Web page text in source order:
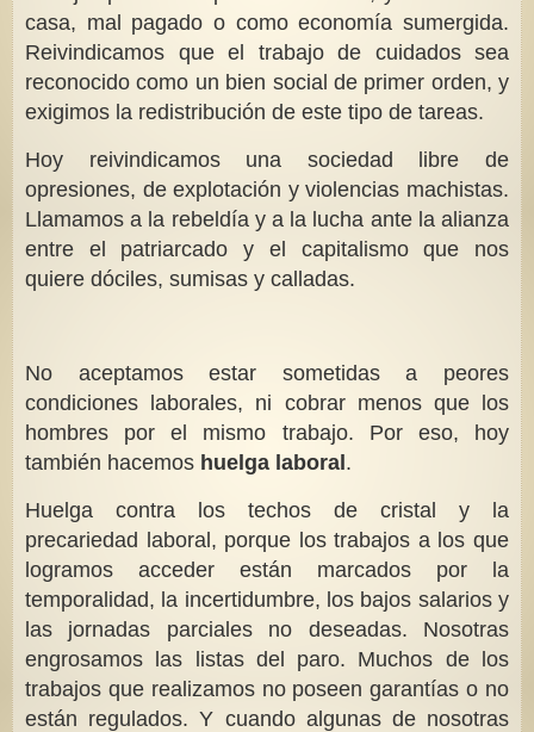
casa, mal pagado o como economía sumergida.
Reivindicamos que el trabajo de cuidados sea
reconocido como un bien social de primer orden, y
exigimos la redistribución de este tipo de tareas.
Hoy reivindicamos una sociedad libre de
opresiones, de explotación y violencias machistas.
Llamamos a la rebeldía y a la lucha ante la alianza
entre el patriarcado y el capitalismo que nos
quiere dóciles, sumisas y calladas.
No aceptamos estar sometidas a peores
condiciones laborales, ni cobrar menos que los
hombres por el mismo trabajo. Por eso, hoy
también hacemos huelga laboral.
Huelga contra los techos de cristal y la
precariedad laboral, porque los trabajos a los que
logramos acceder están marcados por la
temporalidad, la incertidumbre, los bajos salarios y
las jornadas parciales no deseadas. Nosotras
engrosamos las listas del paro. Muchos de los
trabajos que realizamos no poseen garantías o no
están regulados. Y cuando algunas de nosotras